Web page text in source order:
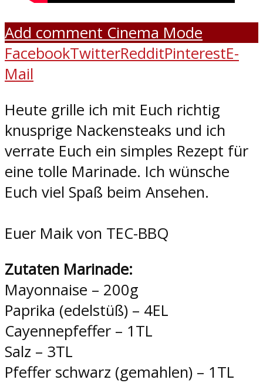
Add comment Cinema Mode
FacebookTwitterRedditPinterestE-
Mail
Heute grille ich mit Euch richtig
knusprige Nackensteaks und ich
verrate Euch ein simples Rezept für
eine tolle Marinade. Ich wünsche
Euch viel Spaß beim Ansehen.
Euer Maik von TEC-BBQ
Zutaten Marinade:
Mayonnaise – 200g
Paprika (edelstüß) – 4EL
Cayennepfeffer – 1TL
Salz – 3TL
Pfeffer schwarz (gemahlen) – 1TL